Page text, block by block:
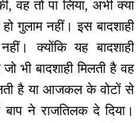
वह तो पा लिया, अभी क्या
गुलाम नहीं। इस बादशाही
क्योंकि यह बादशाही
भी बादशाही मिलती है वह
है या आजकल के वोटों से
ने राजतिलक दे दिया।